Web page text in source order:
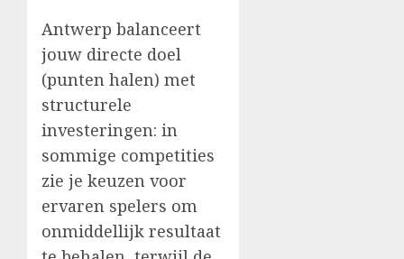
Antwerp balanceert
jouw directe doel
(punten halen) met
structurele
investeringen: in
sommige competities
zie je keuzen voor
ervaren spelers om
onmiddellijk resultaat